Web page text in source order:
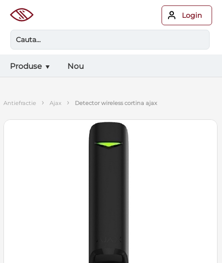
Login
Produse Nou
antiefractie › ajax › detector wireless cortina ajax